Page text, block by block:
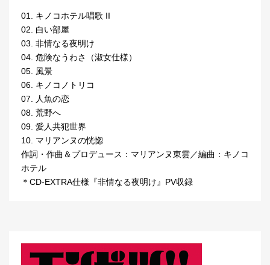
01. キノコホテル唱歌 II
02. 白い部屋
03. 非情なる夜明け
04. 危険なうわさ（淑女仕様）
05. 風景
06. キノコノトリコ
07. 人魚の恋
08. 荒野へ
09. 愛人共犯世界
10. マリアンヌの恍惚
作詞・作曲＆プロデュース：マリアンヌ東雲／編曲：キノコ
ホテル
＊CD-EXTRA仕様『非情なる夜明け』PV収録